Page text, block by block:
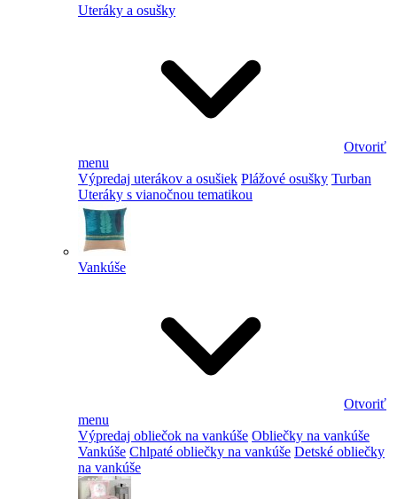
Uteráky a osušky
Otvoriť
menu
Výpredaj uterákov a osušiek Plážové osušky Turban
Uteráky s vianočnou tematikou
Vankúše
Otvoriť
menu
Výpredaj obliečok na vankúše Obliečky na vankúše
Vankúše Chlpaté obliečky na vankúše Detské obliečky
na vankúše